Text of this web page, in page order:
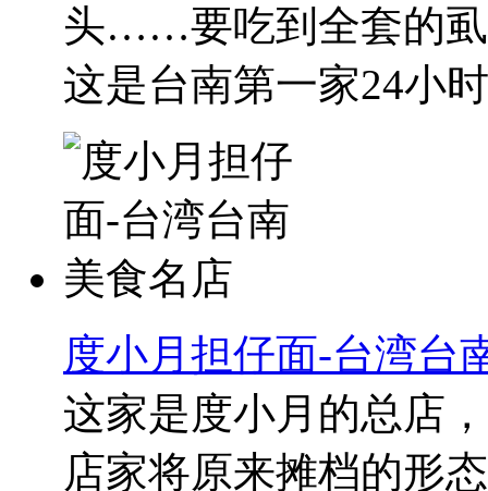
头……要吃到全套的虱
这是台南第一家24小
度小月担仔面-台湾台
这家是度小月的总店
店家将原来摊档的形